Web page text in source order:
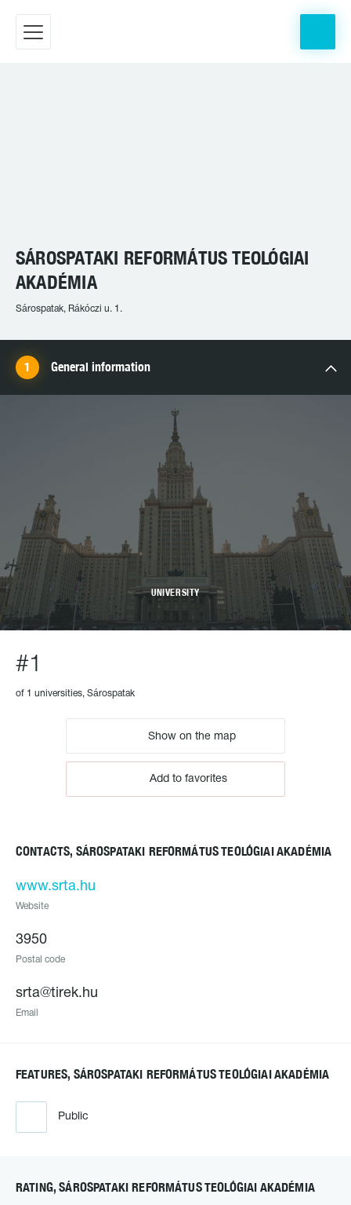
SÁROSPATAKI REFORMÁTUS TEOLÓGIAI
AKADÉMIA
Sárospatak, Rákóczi u. 1.
General information
UNIVERSITY
#1
of 1 universities, Sárospatak
Show on the map
Add to favorites
CONTACTS, SÁROSPATAKI REFORMÁTUS TEOLÓGIAI AKADÉMIA
www.srta.hu
Website
3950
Postal code
srta@tirek.hu
Email
FEATURES, SÁROSPATAKI REFORMÁTUS TEOLÓGIAI AKADÉMIA
Public
RATING, SÁROSPATAKI REFORMÁTUS TEOLÓGIAI AKADÉMIA